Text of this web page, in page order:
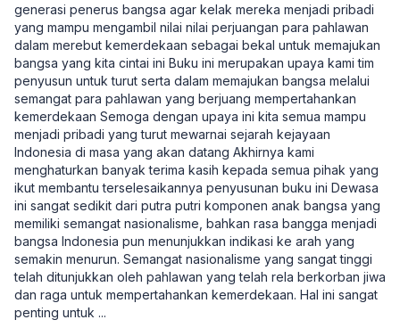
generasi penerus bangsa agar kelak mereka menjadi pribadi
yang mampu mengambil nilai nilai perjuangan para pahlawan
dalam merebut kemerdekaan sebagai bekal untuk memajukan
bangsa yang kita cintai ini Buku ini merupakan upaya kami tim
penyusun untuk turut serta dalam memajukan bangsa melalui
semangat para pahlawan yang berjuang mempertahankan
kemerdekaan Semoga dengan upaya ini kita semua mampu
menjadi pribadi yang turut mewarnai sejarah kejayaan
Indonesia di masa yang akan datang Akhirnya kami
menghaturkan banyak terima kasih kepada semua pihak yang
ikut membantu terselesaikannya penyusunan buku ini Dewasa
ini sangat sedikit dari putra putri komponen anak bangsa yang
memiliki semangat nasionalisme, bahkan rasa bangga menjadi
bangsa Indonesia pun menunjukkan indikasi ke arah yang
semakin menurun. Semangat nasionalisme yang sangat tinggi
telah ditunjukkan oleh pahlawan yang telah rela berkorban jiwa
dan raga untuk mempertahankan kemerdekaan. Hal ini sangat
penting untuk ...